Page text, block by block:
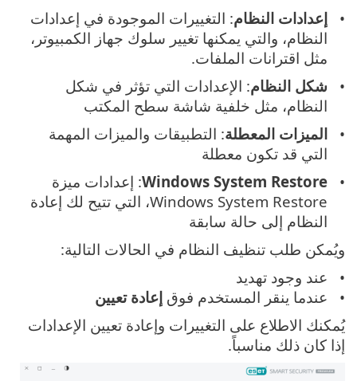
إعدادات النظام: التغييرات الموجودة في إعدادات
النظام، والتي يمكنها تغيير سلوك جهاز الكمبيوتر،
مثل اقترانات الملفات.
شكل النظام: الإعدادات التي تؤثر في شكل
النظام، مثل خلفية شاشة سطح المكتب
الميزات المعطلة: التطبيقات والميزات المهمة
التي قد تكون معطلة
Windows System Restore: إعدادات ميزة
Windows System Restore، التي تتيح لك إعادة
النظام إلى حالة سابقة
ويُمكن طلب تنظيف النظام في الحالات التالية:
عند وجود تهديد
عندما ينقر المستخدم فوقإعادة تعيين
يُمكنك الاطلاع على التغييرات وإعادة تعيين الإعدادات
إذا كان ذلك مناسباً.